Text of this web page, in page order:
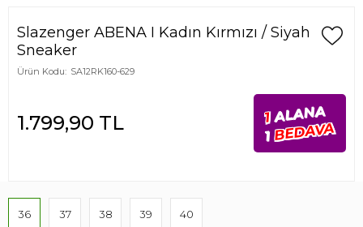
Slazenger ABENA I Kadın Kırmızı / Siyah
Sneaker
Ürün Kodu: SA12RK160-629
1.799,90 TL 1 ALANA
1BEDAVA
36 37 38 39 40